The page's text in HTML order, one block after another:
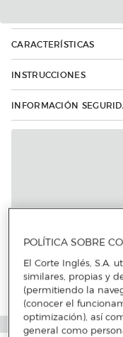
CARACTERÍSTICAS
INSTRUCCIONES
INFORMACIÓN
POLÍTICA SOBRE
El Corte Inglés, S.A.
similares, propias y
(permitiendo la
(conocer el
optimización), así
general como